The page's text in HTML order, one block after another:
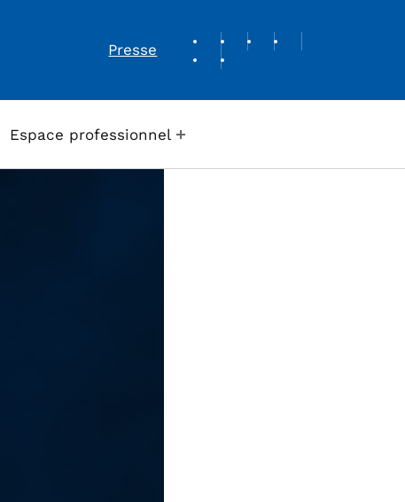
Presse
REVUE DE PRESSE
Espace professionnel